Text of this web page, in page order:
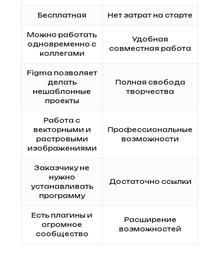
Бесплатная Нет затрат на старте
Можно работать
одновременно с
коллегами
Удобная
совместная работа
Figma позволяет
делать
нешаблонные
проекты
Полная свобода
творчества
Работа с
векторными и
растровыми
изображениями
Профессиональные
возможности
Заказчику не
нужно
устанавливать
программу
Достаточно ссылки
Есть плагины и
огромное
сообщество
Расширение
возможностей